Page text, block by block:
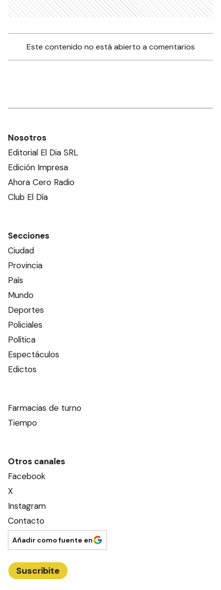
Este contenido no está abierto a comentarios
Nosotros
Editorial El Dia SRL
Edición Impresa
Ahora Cero Radio
Club El Día
Secciones
Ciudad
Provincia
País
Mundo
Deportes
Policiales
Política
Espectáculos
Edictos
Farmacias de turno
Tiempo
Otros canales
Facebook
X
Instagram
Contacto
Añadir como fuente en
Suscribite